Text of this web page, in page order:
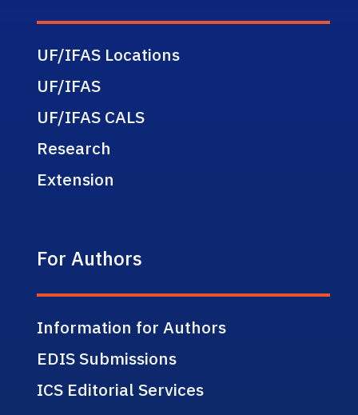
UF/IFAS Locations
UF/IFAS
UF/IFAS CALS
Research
Extension
For Authors
Information for Authors
EDIS Submissions
ICS Editorial Services